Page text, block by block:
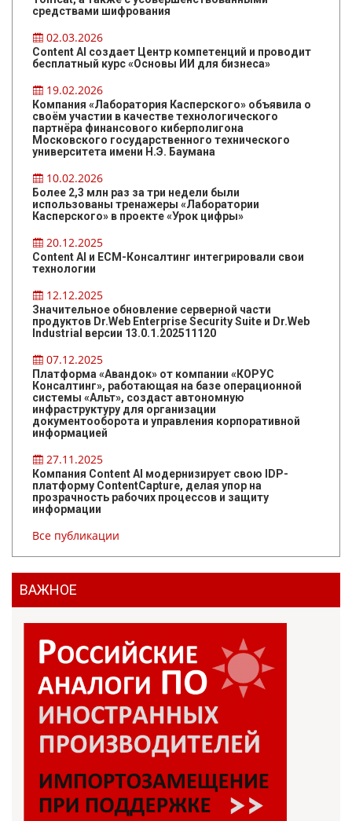
средствами шифрования
02.03.2026
Content AI создает Центр компетенций и проводит
бесплатный курс «Основы ИИ для бизнеса»
19.02.2026
Компания «Лаборатория Касперского» объявила о
своём участии в качестве технологического
партнёра финансового киберполигона
Московского государственного технического
университета имени Н.Э. Баумана
10.02.2026
Более 2,3 млн раз за три недели были
использованы тренажеры «Лаборатории
Касперского» в проекте «Урок цифры»
20.12.2025
Content AI и ЕСМ-Консалтинг интегрировали свои
технологии
12.12.2025
Значительное обновление серверной части
продуктов Dr.Web Enterprise Security Suite и Dr.Web
Industrial версии 13.0.1.202511120
07.12.2025
Платформа «Авандок» от компании «КОРУС
Консалтинг», работающая на базе операционной
системы «Альт», создаст автономную
инфраструктуру для организации
документооборота и управления корпоративной
информацией
27.11.2025
Компания Content AI модернизирует свою IDP-
платформу ContentCapture, делая упор на
прозрачность рабочих процессов и защиту
информации
Все публикации
ВАЖНОЕ